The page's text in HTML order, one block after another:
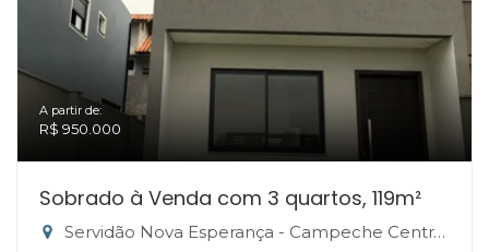
A partir de:
R$ 950.000
Sobrado à Venda com 3 quartos, 119m²
Servidão Nova Esperança - Campeche Central, Florianópolis-SC